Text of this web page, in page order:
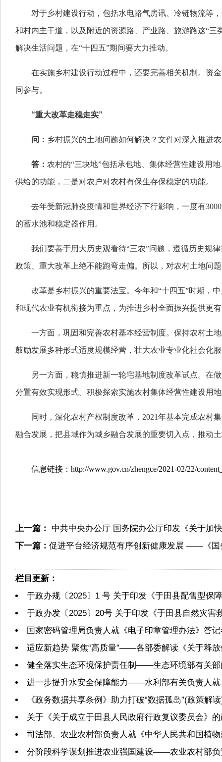
对于乡村建设行动，包括水电路气房讯、冷链物流等
和村内主干道，以及附近的资源路、产业路、旅游路这“
解决生活问题，在“十四五”期间要大力推动。
在实施乡村建设行动过程中，还要完善相关机制。资
同参与。
“重大改革走稳走实”
问： 乡村振兴的土地问题如何解决？文件对深入推进
答： 农村的“三块地”包括承包地、集体经营性建设用
供给的功能，二是对农户对农村有保生存保稳定的功能。
去年受新冠肺炎疫情和世界经济下行影响，一度有
的蓄水池和稳定器作用。
我们要善于用大历史观看待“三农”问题，遵循历史规
政策、重大改革上绝不能跑弯走偏。所以，对农村土地问
改革是乡村振兴的重要法宝。今年和“十四五”时期，
和现代农业有机衔接为重点，为推进乡村全面振兴提供更
一方面，巩固和完善农村基本经营制度。保持农村土
鼓励发展多种形式适度规模经营，壮大农业专业化社会化
另一方面，稳慎推进新一轮宅基地制度改革试点。在
分置有效实现形式。积极探索实施农村集体经营性建设用
同时，深化农村产权制度改革，2021年基本完成农村
融合发展，把县域作为城乡融合发展的重要切入点，推动
信息链接：http://www.gov.cn/zhengce/2021-02/22/
上一篇：
中共中央办公厅 国务院办公厅印发《关于加
下一篇： 促进平台经济规范有序创新健康发展 ——《国
栏目更新：
于政办规〔2025〕1 号 关于印发《于田县配售型保
于政办发〔2025〕20号 关于印发《于田县自然灾害
国家密码管理局负责人就《电子印章管理办法》答
适应新趋势 聚焦“高质量”——各部委解读《关于释
健全落实生态环境保护责任制——生态环境部有关
进一步提升水安全保障能力——水利部有关负责人
《政务数据共享条例》助力打破“数据孤岛”(政策解
关于《关于成立于田县人民政府行政复议委员会》
司法部、农业农村部负责人就《中华人民共和国植
分阶段科学谋划推进农业强国建设——农业农村部